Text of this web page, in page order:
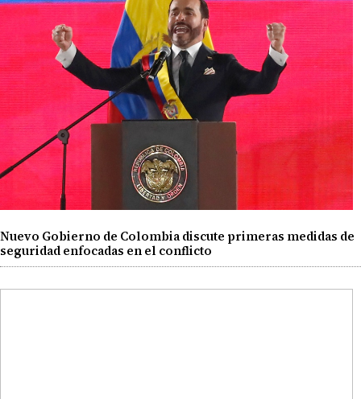
Nuevo Gobierno de Colombia discute primeras medidas de
seguridad enfocadas en el conflicto